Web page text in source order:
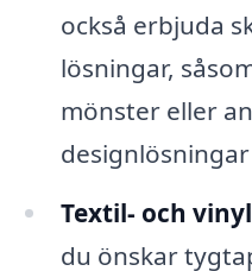
också erbjuda
lösningar,
mönster eller
Textil- och
du önskar